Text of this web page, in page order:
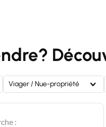
Viager / Nue-propriété
: